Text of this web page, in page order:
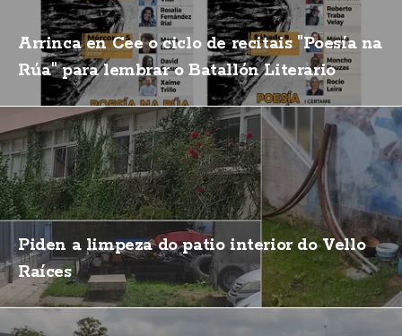
Arrinca en Cee o ciclo de recitais "Poesía na
Rúa" para lembrar o Batallón Literario
Piden a limpeza do patio interior do Vello
Raíces